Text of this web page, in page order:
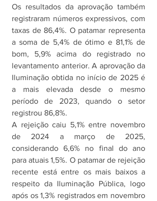
Os resultados da aprovação também
registraram números expressivos, com
taxas de 86,4%. O patamar representa
a soma de 5,4% de ótimo e 81,1% de
bom, 5,9% acima do registrado no
levantamento anterior. A aprovação da
Iluminação obtida no início de 2025 é
a mais elevada desde o mesmo
período de 2023, quando o setor
registrou 86,8%.
A rejeição caiu 5,1% entre novembro
de 2024 a março de 2025,
considerando 6,6% no final do ano
para atuais 1,5%. O patamar de rejeição
recente está entre os mais baixos a
respeito da Iluminação Pública, logo
após os 1,3% registrados em novembro